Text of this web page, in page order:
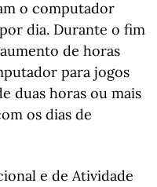
o computador
dia. Durante o fim
de horas
para jogos
duas horas ou mais
os dias de
e de Atividade